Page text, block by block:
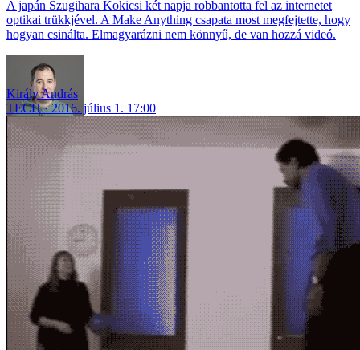
A japán Szugihara Kokicsi két napja robbantotta fel az internetet
optikai trükkjével. A Make Anything csapata most megfejtette, hogy
hogyan csinálta. Elmagyarázni nem könnyű, de van hozzá videó.
Király András
TECH
2016. július 1. 17:00